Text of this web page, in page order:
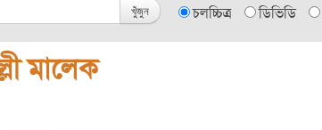
খুঁজুন চলচ্চিত্র ডিভিডি
মালেক